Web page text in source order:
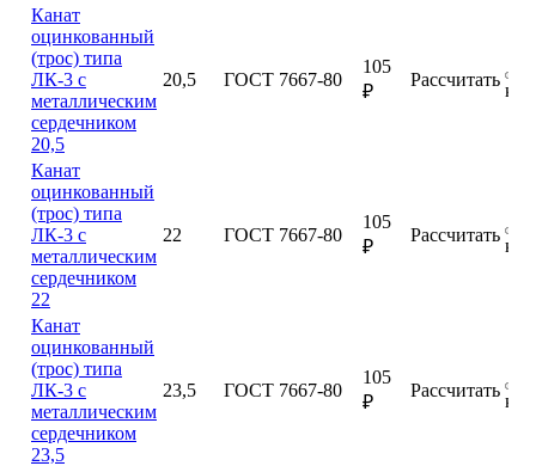
Канат
оцинкованный
(трос) типа
ЛК-3 с
металлическим
сердечником
20,5
20,5 ГОСТ 7667-80
105
₽
Рассчитать
Канат
оцинкованный
(трос) типа
ЛК-3 с
металлическим
сердечником
22
22 ГОСТ 7667-80
105
₽
Рассчитать
Канат
оцинкованный
(трос) типа
ЛК-3 с
металлическим
сердечником
23,5
23,5 ГОСТ 7667-80
105
₽
Рассчитать